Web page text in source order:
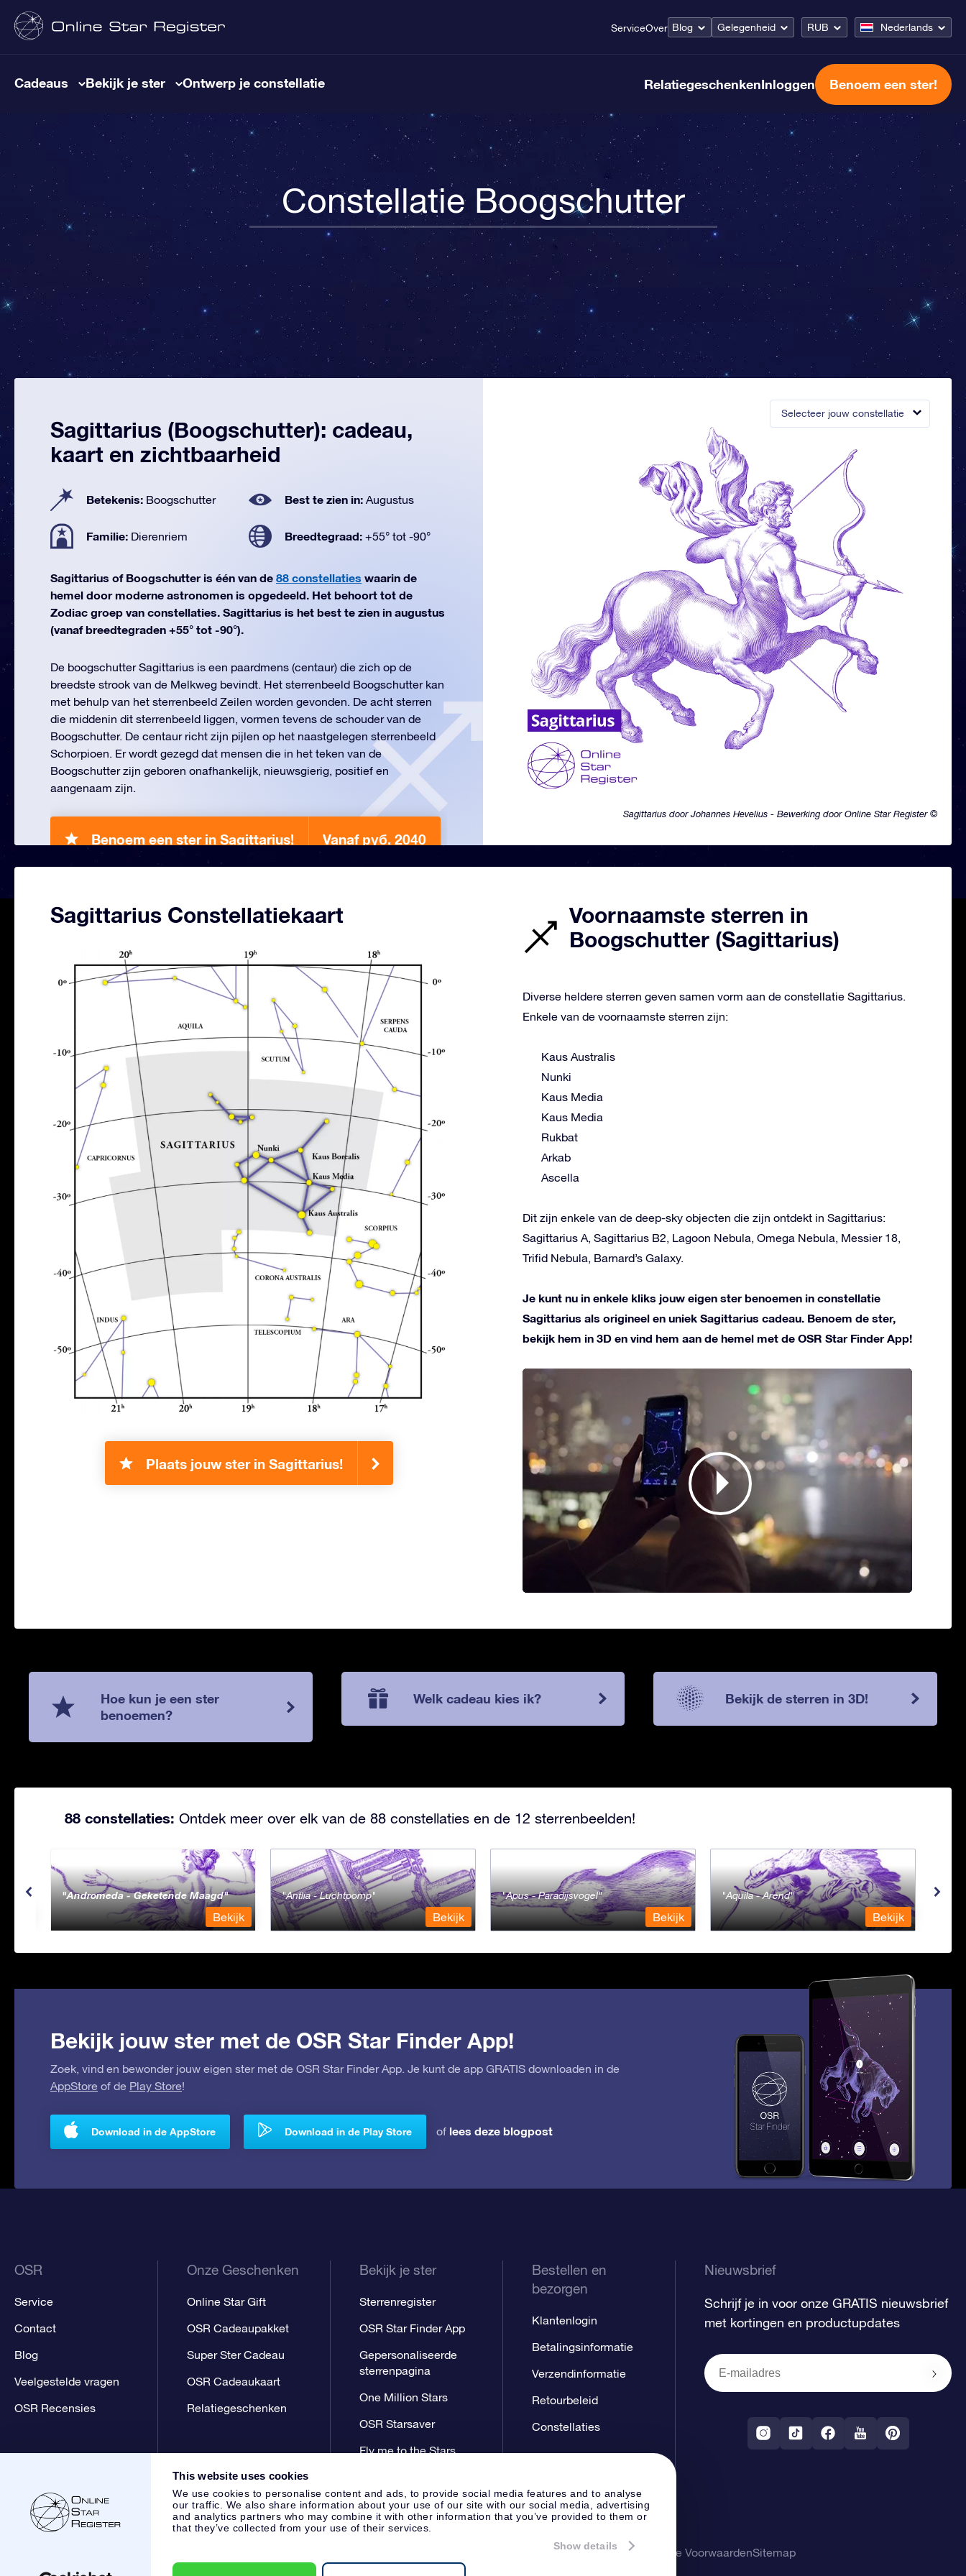
This website uses cookies
We use cookies to personalise content and ads, to provide social media features and to analyse
our traffic. We also share information about your use of our site with our social media, advertising
and analytics partners who may combine it with other information that you’ve provided to them or
that they’ve collected from your use of their services.
Show details
ServiceOver Blog Gelegenheid RUB Nederlands
Cadeaus Bekijk je ster Ontwerp je constellatie RelatiegeschenkenInloggen Benoem een ster!
Constellatie Boogschutter
Selecteer jouw constellatie
Sagittarius door Johannes Hevelius - Bewerking door Online Star Register ©
Sagittarius (Boogschutter): cadeau,
kaart en zichtbaarheid
Betekenis: Boogschutter Best te zien in: Augustus
Familie: Dierenriem Breedtegraad: +55° tot -90°
Sagittarius of Boogschutter is één van de 88 constellaties waarin de
hemel door moderne astronomen is opgedeeld. Het behoort tot de
Zodiac groep van constellaties. Sagittarius is het best te zien in augustus
(vanaf breedtegraden +55° tot -90°).
De boogschutter Sagittarius is een paardmens (centaur) die zich op de
breedste strook van de Melkweg bevindt. Het sterrenbeeld Boogschutter kan
met behulp van het sterrenbeeld Zeilen worden gevonden. De acht sterren
die middenin dit sterrenbeeld liggen, vormen tevens de schouder van de
Boogschutter. De centaur richt zijn pijlen op het naastgelegen sterrenbeeld
Schorpioen. Er wordt gezegd dat mensen die in het teken van de
Boogschutter zijn geboren onafhankelijk, nieuwsgierig, positief en
aangenaam zijn.
Benoem een ster in Sagittarius! Vanaf руб. 2040
Sagittarius Constellatiekaart
Plaats jouw ster in Sagittarius!
Voornaamste sterren in
Boogschutter (Sagittarius)
Diverse heldere sterren geven samen vorm aan de constellatie Sagittarius.
Enkele van de voornaamste sterren zijn:
Kaus Australis
Nunki
Kaus Media
Kaus Media
Rukbat
Arkab
Ascella
Dit zijn enkele van de deep-sky objecten die zijn ontdekt in Sagittarius:
Sagittarius A, Sagittarius B2, Lagoon Nebula, Omega Nebula, Messier 18,
Trifid Nebula, Barnard’s Galaxy.
Je kunt nu in enkele kliks jouw eigen ster benoemen in constellatie
Sagittarius als origineel en uniek Sagittarius cadeau. Benoem de ster,
bekijk hem in 3D en vind hem aan de hemel met de OSR Star Finder App!
Hoe kun je een ster
benoemen?
Welk cadeau kies ik? Bekijk de sterren in 3D!
88 constellaties: Ontdek meer over elk van de 88 constellaties en de 12 sterrenbeelden!
Andromeda - Geketende Maagd
Bekijk
Antlia - Luchtpomp
Bekijk
Apus - Paradijsvogel
Bekijk
Aquila - Arend
Bekijk
Bekijk jouw ster met de OSR Star Finder App!
Zoek, vind en bewonder jouw eigen ster met de OSR Star Finder App. Je kunt de app GRATIS downloaden in de
AppStore of de Play Store!
Download in de AppStore Download in de Play Store of lees deze blogpost
OSR
Service
Contact
Blog
Veelgestelde vragen
OSR Recensies
Onze Geschenken
Online Star Gift
OSR Cadeaupakket
Super Ster Cadeau
OSR Cadeaukaart
Relatiegeschenken
Bekijk je ster
Sterrenregister
OSR Star Finder App
Gepersonaliseerde
sterrenpagina
One Million Stars
OSR Starsaver
Fly me to the Stars
Bestellen en
bezorgen
Klantenlogin
Betalingsinformatie
Verzendinformatie
Retourbeleid
Constellaties
Nieuwsbrief
Schrijf je in voor onze GRATIS nieuwsbrief
met kortingen en productupdates
PrivacyverklaringAlgemene VoorwaardenSitemap